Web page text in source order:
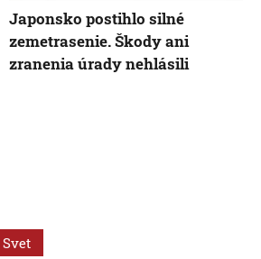
Japonsko postihlo silné
zemetrasenie. Škody ani
zranenia úrady nehlásili
Svet